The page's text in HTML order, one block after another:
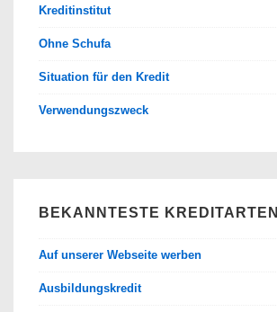
Kreditinstitut
Ohne Schufa
Situation für den Kredit
Verwendungszweck
BEKANNTESTE KREDITARTEN
Auf unserer Webseite werben
Ausbildungskredit